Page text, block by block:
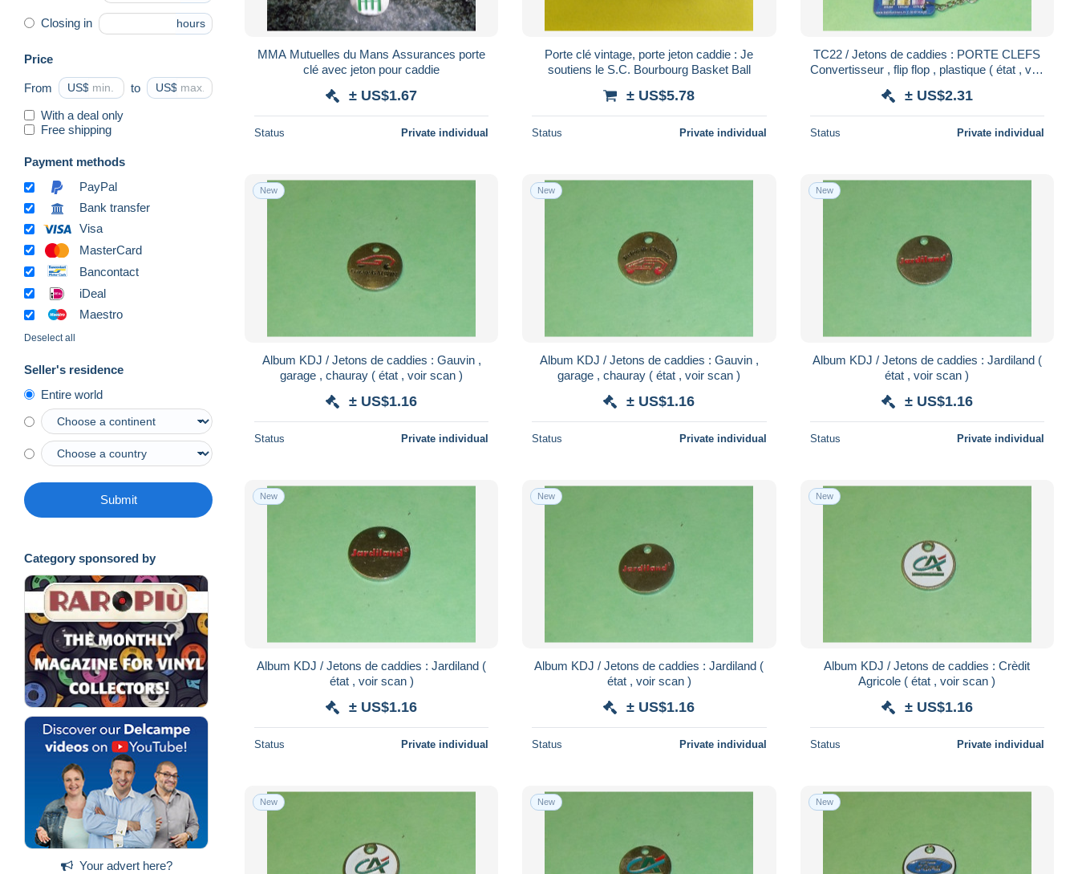
Closing in hours
Price
From US$ to US$
With a deal only
Free shipping
Payment methods
PayPal
Bank transfer
Visa
MasterCard
Bancontact
iDeal
Maestro
Deselect all
Seller's residence
Entire world
Submit
Category sponsored by
Your advert here?
MMA Mutuelles du Mans Assurances porte
clé avec jeton pour caddie
± US$1.67
Status Private individual
Porte clé vintage, porte jeton caddie : Je
soutiens le S.C. Bourbourg Basket Ball
± US$5.78
Status Private individual
TC22 / Jetons de caddies : PORTE CLEFS
Convertisseur , flip flop , plastique ( état , voir
± US$2.31
Status Private individual
New
Album KDJ / Jetons de caddies : Gauvin ,
garage , chauray ( état , voir scan )
± US$1.16
Status Private individual
New
Album KDJ / Jetons de caddies : Gauvin ,
garage , chauray ( état , voir scan )
± US$1.16
Status Private individual
New
Album KDJ / Jetons de caddies : Jardiland (
état , voir scan )
± US$1.16
Status Private individual
New
Album KDJ / Jetons de caddies : Jardiland (
état , voir scan )
± US$1.16
Status Private individual
New
Album KDJ / Jetons de caddies : Jardiland (
état , voir scan )
± US$1.16
Status Private individual
New
Album KDJ / Jetons de caddies : Crèdit
Agricole ( état , voir scan )
± US$1.16
Status Private individual
New New New